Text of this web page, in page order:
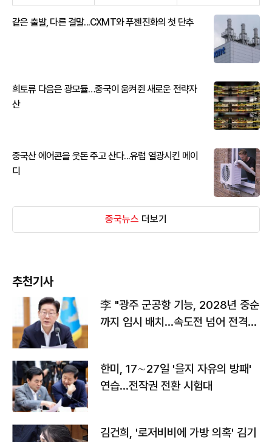
같은 출발, 다른 결말...CXMT와 푸젠진화의 첫 단추
희토류 다음은 광모듈…중국이 움켜쥔 새로운 전략자
산
중국산 에어콘을 웃돈 주고 산다...유럽 열광시킨 메이
디
중국뉴스 더보기
추천기사
李 "광주 군공항 기능, 2028년 중순
까지 임시 배치…속도전 넘어 전격
한미, 17∼27일 '을지 자유의 방패'
연습…전작권 전환 시험대
김건희, '로저비비에 가방 의혹' 김기